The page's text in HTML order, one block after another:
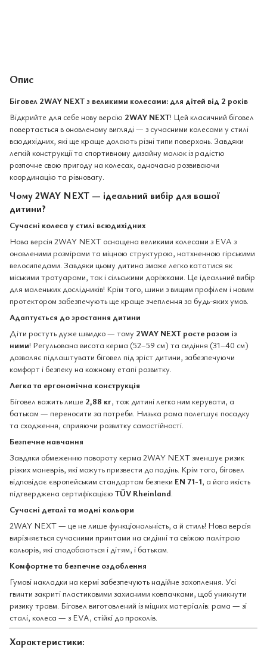
Опис
Біговел 2WAY NEXT з великими колесами: для дітей від 2 років
Відкрийте для себе нову версію 2WAY NEXT! Цей класичний біговел
повертається в оновленому вигляді — з сучасними колесами у стилі
всюдихідних, які ще краще долають різні типи поверхонь. Завдяки
легкій конструкції та спортивному дизайну малюк із радістю
розпочне свою пригоду на колесах, одночасно розвиваючи
координацію та рівновагу.
Чому 2WAY NEXT — ідеальний вибір для вашої
дитини?
Сучасні колеса у стилі всюдихідних
Нова версія 2WAY NEXT оснащена великими колесами з EVA з
оновленими розмірами та міцною структурою, натхненною гірськими
велосипедами. Завдяки цьому дитина зможе легко кататися як
міськими тротуарами, так і сільськими доріжками. Це ідеальний вибір
для маленьких дослідників! Крім того, шини з вищим профілем і новим
протектором забезпечують ще краще зчеплення за будь-яких умов.
Адаптується до зростання дитини
Діти ростуть дуже швидко — тому 2WAY NEXT росте разом із
ними! Регульована висота керма (52–59 см) та сидіння (31–40 см)
дозволяє підлаштувати біговел під зріст дитини, забезпечуючи
комфорт і безпеку на кожному етапі розвитку.
Легка та ергономічна конструкція
Біговел важить лише 2,88 кг, тож дитині легко ним керувати, а
батькам — переносити за потреби. Низька рама полегшує посадку
та сходження, сприяючи розвитку самостійності.
Безпечне навчання
Завдяки обмеженню повороту керма 2WAY NEXT зменшує ризик
різких маневрів, які можуть призвести до падінь. Крім того, біговел
відповідає європейським стандартам безпеки EN 71-1, а його якість
підтверджена сертифікацією TÜV Rheinland
Сучасні деталі та модні кольори
2WAY NEXT — це не лише функціональність, а й стиль! Нова версія
вирізняється сучасними принтами на сидінні та свіжою палітрою
кольорів, які сподобаються і дітям, і батькам.
Комфортне та безпечне оздоблення
Гумові накладки на кермі забезпечують надійне захоплення. Усі
гвинти закриті пластиковими захисними ковпачками, щоб уникнути
ризику травм. Біговел виготовлений із міцних матеріалів: рама — зі
сталі, колеса — з EVA, стійкі до проколів.
Характеристики: